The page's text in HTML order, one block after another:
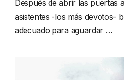
Después de abrir las puertas
asistentes -los más devotos-
adecuado para aguardar …